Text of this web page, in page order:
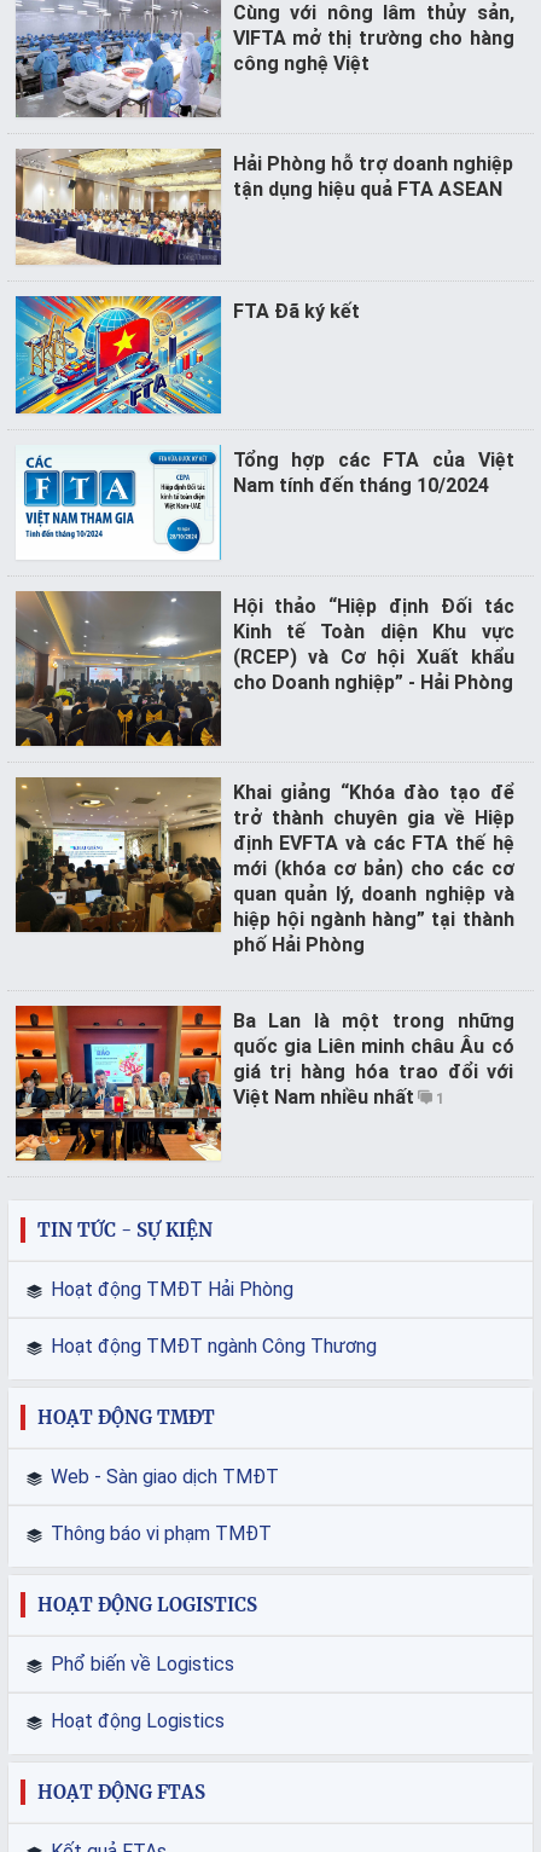
Cùng với nông lâm thủy sản,
VIFTA mở thị trường cho hàng
công nghệ Việt
Hải Phòng hỗ trợ doanh nghiệp
tận dụng hiệu quả FTA ASEAN
FTA Đã ký kết
Tổng hợp các FTA của Việt
Nam tính đến tháng 10/2024
Hội thảo “Hiệp định Đối tác
Kinh tế Toàn diện Khu vực
(RCEP) và Cơ hội Xuất khẩu
cho Doanh nghiệp” - Hải Phòng
Khai giảng “Khóa đào tạo để
trở thành chuyên gia về Hiệp
định EVFTA và các FTA thế hệ
mới (khóa cơ bản) cho các cơ
quan quản lý, doanh nghiệp và
hiệp hội ngành hàng” tại thành
phố Hải Phòng
Ba Lan là một trong những
quốc gia Liên minh châu Âu có
giá trị hàng hóa trao đổi với
Việt Nam nhiều nhất
1
TIN TỨC - SỰ KIỆN
Hoạt động TMĐT Hải Phòng
Hoạt động TMĐT ngành Công Thương
HOẠT ĐỘNG TMĐT
Web - Sàn giao dịch TMĐT
Thông báo vi phạm TMĐT
HOẠT ĐỘNG LOGISTICS
Phổ biến về Logistics
Hoạt động Logistics
HOẠT ĐỘNG FTAS